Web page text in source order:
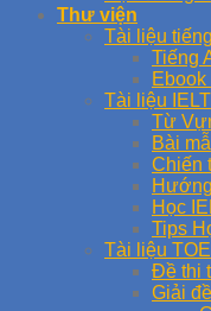
Thư viện
Tài liệu
Tiếng
Tài liệu
Từ
Bài
Chiến
Học
Tips
Tài liệu
Đề thi
Giải